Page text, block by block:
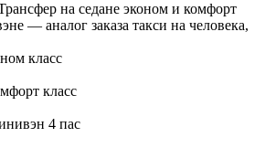
на седане эконом и комфорт
— аналог заказа такси на человека,
класс
класс
4 пас